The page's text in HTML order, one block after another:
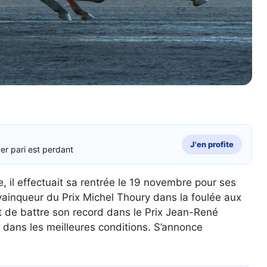
pari est perdant
J'en profite
il effectuait sa rentrée le 19 novembre pour ses
du Prix Michel Thoury dans la foulée aux
battre son record dans le Prix Jean-René
les meilleures conditions. S’annonce